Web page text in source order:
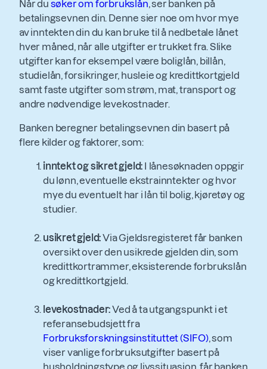
Når du søker om forbrukslån, ser banken på
betalingsevnen din. Denne sier noe om hvor mye
av inntekten din du kan bruke til å nedbetale lånet
hver måned, når alle utgifter er trukket fra. Slike
utgifter kan for eksempel være boliglån, billån,
studielån, forsikringer, husleie og kredittkortgjeld
samt faste utgifter som strøm, mat, transport og
andre nødvendige levekostnader.
Banken beregner betalingsevnen din basert på
flere kilder og faktorer, som:
inntekt og sikret gjeld: I lånesøknaden oppgir
du lønn, eventuelle ekstrainntekter og hvor
mye du eventuelt har i lån til bolig, kjøretøy og
studier.
usikret gjeld:Via Gjeldsregisteret får banken
oversikt over den usikrede gjelden din, som
kredittkortrammer, eksisterende forbrukslån
og kredittkortgjeld.
levekostnader:Ved å ta utgangspunkt i et
referansebudsjett fra
Forbruksforskningsinstituttet (SIFO), som
viser vanlige forbruksutgifter basert på
husholdningstype og livssituasjon, får banken